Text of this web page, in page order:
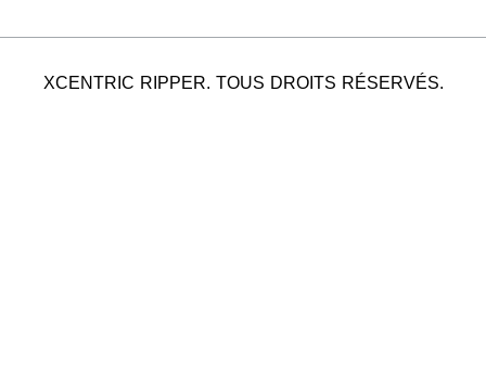
XCENTRIC RIPPER. TOUS DROITS RÉSERVÉS.